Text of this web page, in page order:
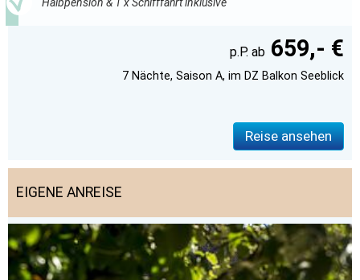
659,- €
7 Nächte, Saison A, im DZ Balkon Seeblick
Reise ansehen
EIGENE ANREISE